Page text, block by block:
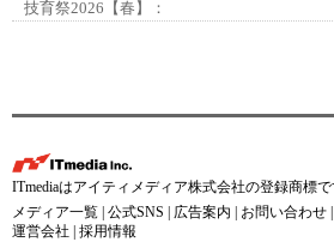
技育祭2026【春】：
ITmediaはアイティメディア株式会社の登録商標で
メディア一覧 公式SNS 広告案内 お問い合わせ
運営会社
採用情報